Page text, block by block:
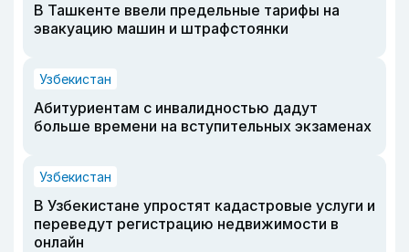
В Ташкенте ввели предельные тарифы на
эвакуацию машин и штрафстоянки
Узбекистан
Абитуриентам с инвалидностью дадут
больше времени на вступительных экзаменах
Узбекистан
В Узбекистане упростят кадастровые услуги и
переведут регистрацию недвижимости в
онлайн